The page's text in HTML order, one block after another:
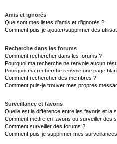
Amis et ignorés
Que sont mes listes d’amis et d’ignorés ?
Comment puis-je ajouter/supprimer des
Recherche dans les forums
Comment rechercher dans les forums ?
Pourquoi ma recherche ne renvoie aucun
Pourquoi ma recherche renvoie une page
Comment rechercher des membres ?
Comment puis-je trouver mes propres
Surveillance et favoris
Quelle est la différence entre les favoris et la
Comment mettre en favoris ou surveiller des
Comment surveiller des forums ?
Comment puis-je supprimer mes